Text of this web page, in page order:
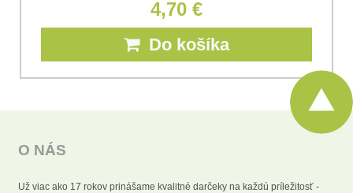
4,70 €
Do košíka
O NÁS
Už viac ako 17 rokov prinášame kvalitné darčeky na každú príležitosť -